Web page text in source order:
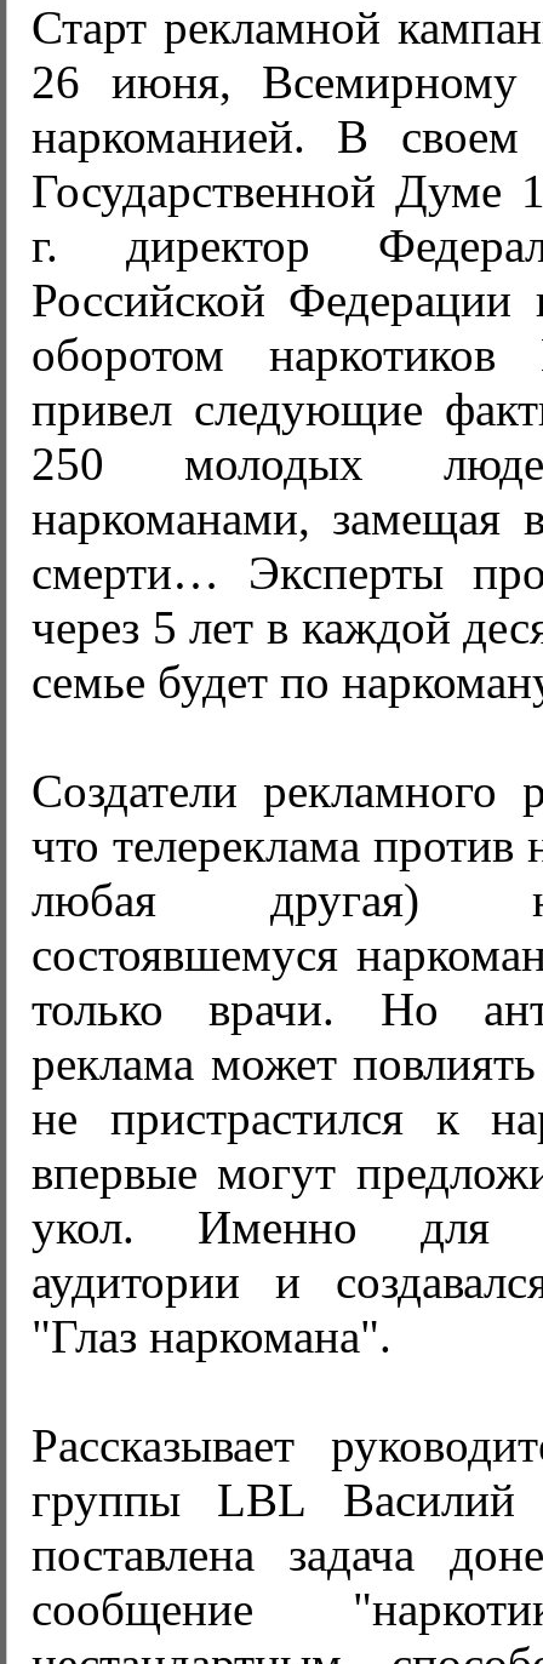
Старт рекламной
26 июня,
наркоманией. В своем
Государственной Думе
г. директор
Российской
оборотом
привел следующие
250 молодых
наркоманами,
смерти… Эксперты
через 5 лет в каждой
семье будет по
Создатели рекламного
что телереклама против
любая другая)
состоявшемуся
только врачи. Но
реклама может
не пристрастился к
впервые могут
укол. Именно для
аудитории и
"Глаз наркомана".
Рассказывает
группы LBL Василий
поставлена задача
сообщение